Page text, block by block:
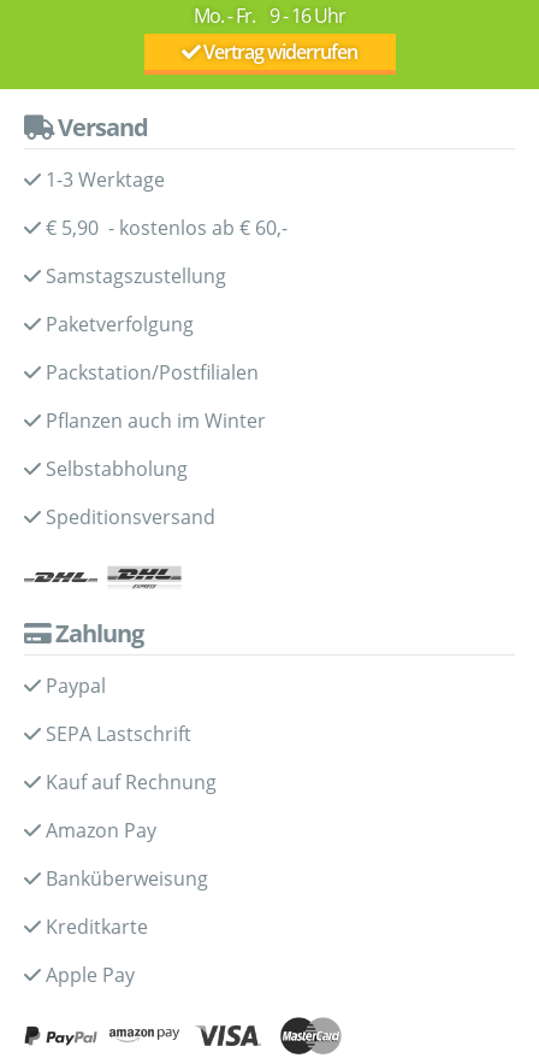
Mo. - Fr. 9 - 16 Uhr
Vertrag widerrufen
Versand
1-3 Werktage
€ 5,90 - kostenlos ab € 60,-
Samstagszustellung
Paketverfolgung
Packstation/Postfilialen
Pflanzen auch im Winter
Selbstabholung
Speditionsversand
Zahlung
Paypal
SEPA Lastschrift
Kauf auf Rechnung
Amazon Pay
Banküberweisung
Kreditkarte
Apple Pay